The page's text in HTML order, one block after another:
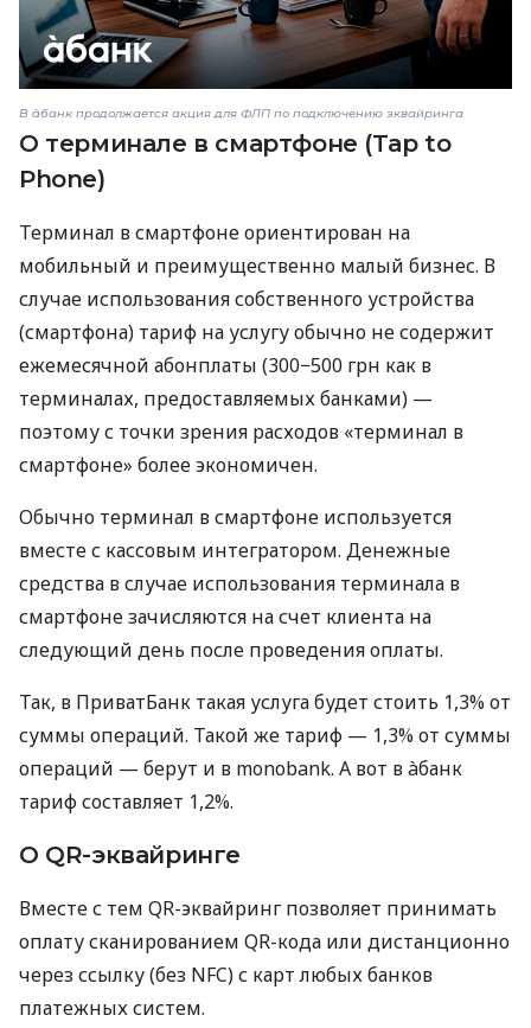
В àбанк продолжается акция для ФЛП по подключению эквайринга
О терминале в смартфоне (Tap to
Phone)
Терминал в смартфоне ориентирован на
мобильный и преимущественно малый бизнес. В
случае использования собственного устройства
(смартфона) тариф на услугу обычно не содержит
ежемесячной абонплаты (300−500 грн как в
терминалах, предоставляемых банками) —
поэтому с точки зрения расходов «терминал в
смартфоне» более экономичен.
Обычно терминал в смартфоне используется
вместе с кассовым интегратором. Денежные
средства в случае использования терминала в
смартфоне зачисляются на счет клиента на
следующий день после проведения оплаты.
Так, в ПриватБанк такая услуга будет стоить 1,3% от
суммы операций. Такой же тариф — 1,3% от суммы
операций — берут и в monobank. А вот в àбанк
тариф составляет 1,2%.
О QR-эквайринге
Вместе с тем QR-эквайринг позволяет принимать
оплату сканированием QR-кода или дистанционно
через ссылку (без NFC) с карт любых банков
платежных систем.